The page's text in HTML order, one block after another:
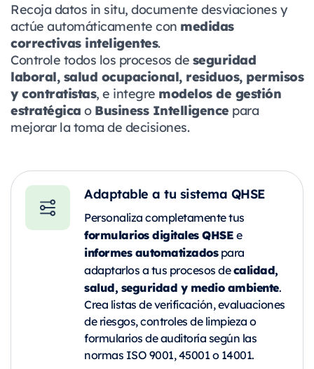
Recoja datos in situ, documente desviaciones y
actúe automáticamente con medidas
correctivas inteligentes.
Controle todos los procesos de seguridad
laboral, salud ocupacional, residuos, permisos
y contratistas, e integre modelos de gestión
estratégica o Business Intelligence para
mejorar la toma de decisiones.
Adaptable a tu sistema QHSE
Personaliza completamente tus
formularios digitales QHSEe
informes automatizadospara
adaptarlos a tus procesos decalidad,
salud, seguridad y medio ambiente.
Crea listas de verificación, evaluaciones
de riesgos, controles de limpieza o
formularios de auditoría según las
normas ISO 9001, 45001 o 14001.